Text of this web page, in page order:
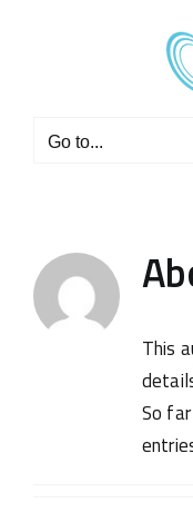
Go to...
This
So